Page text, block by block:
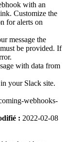
with an
Customize the
for alerts on
message the
be provided. If
with data from
your Slack site.
webhooks-
: 2022-02-08